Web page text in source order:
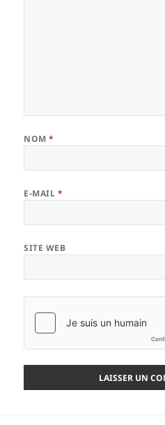
NOM*
E-MAIL *
SITE WEB